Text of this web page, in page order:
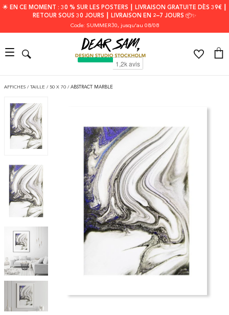
🌟 EN CE MOMENT : 30 % SUR LES POSTERS ┃ LIVRAISON GRATUITE DÈS 39€ ┃
RETOUR SOUS 30 JOURS ┃ LIVRAISON EN 2–7 JOURS 📦✨
Code: SUMMER30, jusqu'au 08/08
AFFICHES / TAILLE / 50 X 70 / ABSTRACT MARBLE
Item